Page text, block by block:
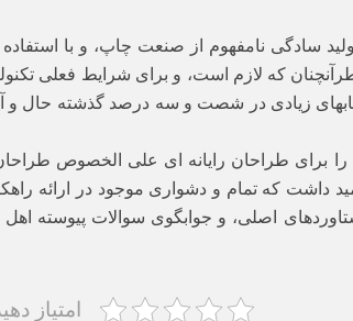
سادگی نامفهوم از صنعت چاپ، و با
که لازم است، و برای شرایط فعلی
زیادی در شصت و سه درصد گذشته حال
را برای طراحان رایانه ای علی الخصوص
داشت که تمام و دشواری موجود در ارائه
اصلی، و جوابگوی سوالات پیوسته
امتیاز